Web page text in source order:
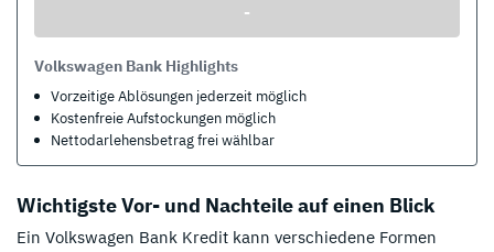
-
Volkswagen Bank Highlights
Vorzeitige Ablösungen jederzeit möglich
Kostenfreie Aufstockungen möglich
Nettodarlehensbetrag frei wählbar
Wichtigste Vor- und Nachteile auf einen Blick
Ein Volkswagen Bank Kredit kann verschiedene Formen